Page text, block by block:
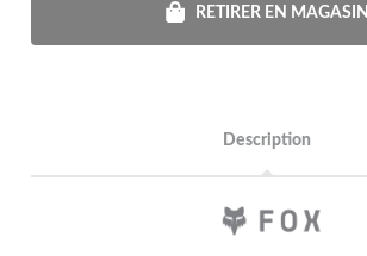
RETIRER EN MAGASIN
Description